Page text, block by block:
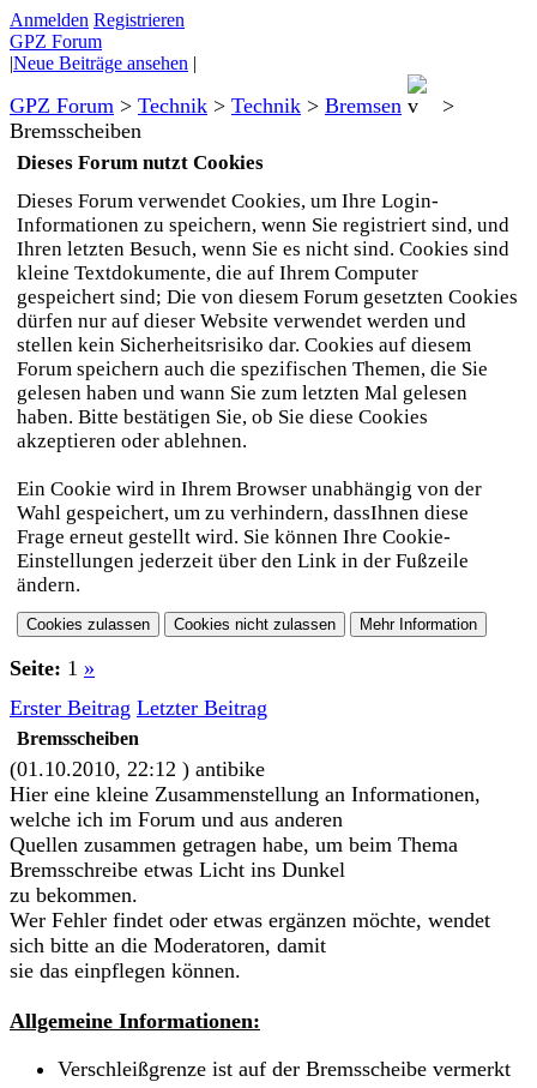
Anmelden Registrieren
GPZ Forum
|Neue Beiträge ansehen |
GPZ Forum > Technik > Technik > Bremsen
>
Bremsscheiben
Dieses Forum nutzt Cookies
Dieses Forum verwendet Cookies, um Ihre Login-
Informationen zu speichern, wenn Sie registriert sind, und
Ihren letzten Besuch, wenn Sie es nicht sind. Cookies sind
kleine Textdokumente, die auf Ihrem Computer
gespeichert sind; Die von diesem Forum gesetzten Cookies
dürfen nur auf dieser Website verwendet werden und
stellen kein Sicherheitsrisiko dar. Cookies auf diesem
Forum speichern auch die spezifischen Themen, die Sie
gelesen haben und wann Sie zum letzten Mal gelesen
haben. Bitte bestätigen Sie, ob Sie diese Cookies
akzeptieren oder ablehnen.
Ein Cookie wird in Ihrem Browser unabhängig von der
Wahl gespeichert, um zu verhindern, dassIhnen diese
Frage erneut gestellt wird. Sie können Ihre Cookie-
Einstellungen jederzeit über den Link in der Fußzeile
ändern.
Seite: 1 »
Erster Beitrag Letzter Beitrag
Bremsscheiben
(01.10.2010, 22:12 ) antibike
Hier eine kleine Zusammenstellung an Informationen,
welche ich im Forum und aus anderen
Quellen zusammen getragen habe, um beim Thema
Bremsschreibe etwas Licht ins Dunkel
zu bekommen.
Wer Fehler findet oder etwas ergänzen möchte, wendet
sich bitte an die Moderatoren, damit
sie das einpflegen können.
Allgemeine Informationen:
Verschleißgrenze ist auf der Bremsscheibe vermerkt